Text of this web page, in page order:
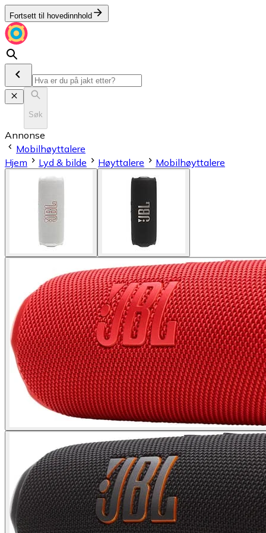
Fortsett til hovedinnhold
Søk
Annonse
Mobilhøyttalere
Hjem
Lyd & bilde Høyttalere Mobilhøyttalere